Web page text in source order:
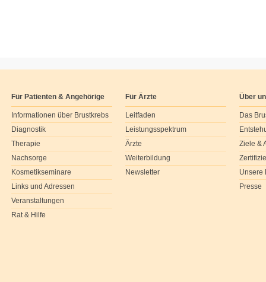
Für Patienten & Angehörige
Informationen über Brustkrebs
Diagnostik
Therapie
Nachsorge
Kosmetikseminare
Links und Adressen
Veranstaltungen
Rat & Hilfe
Für Ärzte
Leitfaden
Leistungsspektrum
Ärzte
Weiterbildung
Newsletter
Über
Das
Ziele &
Unsere
Presse